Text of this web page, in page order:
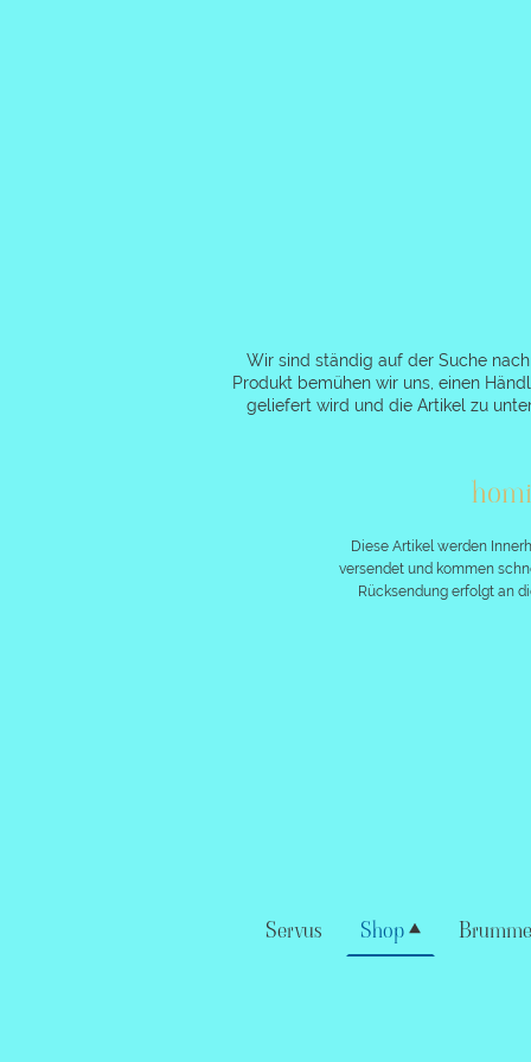
Wir sind ständig auf der Suche
Produkt bemühen wir uns, einen
geliefert wird und die Artikel zu
Diese Artikel werden
versendet und kommen
Rücksendung erfolgt an
Servus Shop